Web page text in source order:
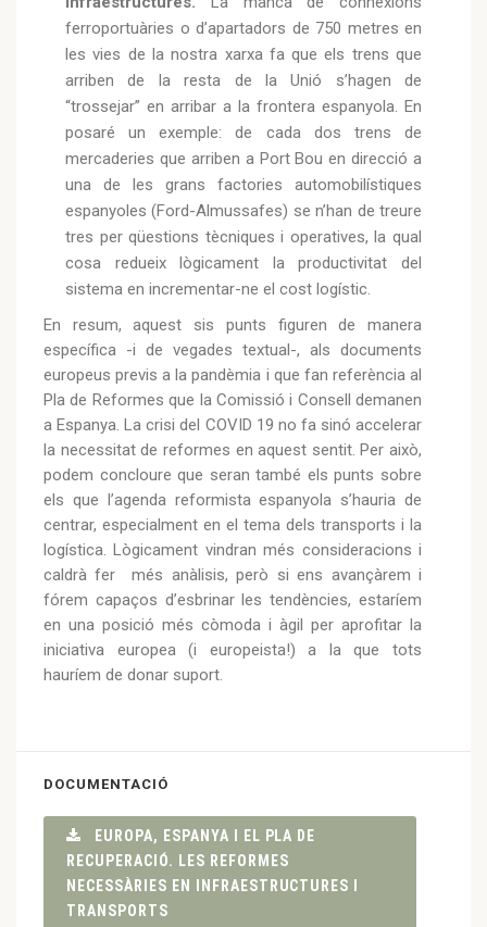
ferroportuàries o d’apartadors de 750 metres en
les vies de la nostra xarxa fa que els trens que
arriben de la resta de la Unió s’hagen de
“trossejar” en arribar a la frontera espanyola. En
posaré un exemple: de cada dos trens de
mercaderies que arriben a Port Bou en direcció a
una de les grans factories automobilístiques
espanyoles (Ford-Almussafes) se n’han de treure
tres per qüestions tècniques i operatives, la qual
cosa redueix lògicament la productivitat del
sistema en incrementar-ne el cost logístic.
En resum, aquest sis punts figuren de manera
específica -i de vegades textual-, als documents
europeus previs a la pandèmia i que fan referència al
Pla de Reformes que la Comissió i Consell demanen
a Espanya. La crisi del COVID 19 no fa sinó accelerar
la necessitat de reformes en aquest sentit. Per això,
podem concloure que seran també els punts sobre
els que l’agenda reformista espanyola s’hauria de
centrar, especialment en el tema dels transports i la
logística. Lògicament vindran més consideracions i
caldrà fer més anàlisis, però si ens avançàrem i
fórem capaços d’esbrinar les tendències, estaríem
en una posició més còmoda i àgil per aprofitar la
iniciativa europea (i europeista!) a la que tots
hauríem de donar suport.
DOCUMENTACIÓ
EUROPA, ESPANYA I EL PLA DE
RECUPERACIÓ. LES REFORMES
NECESSÀRIES EN INFRAESTRUCTURES I
TRANSPORTS